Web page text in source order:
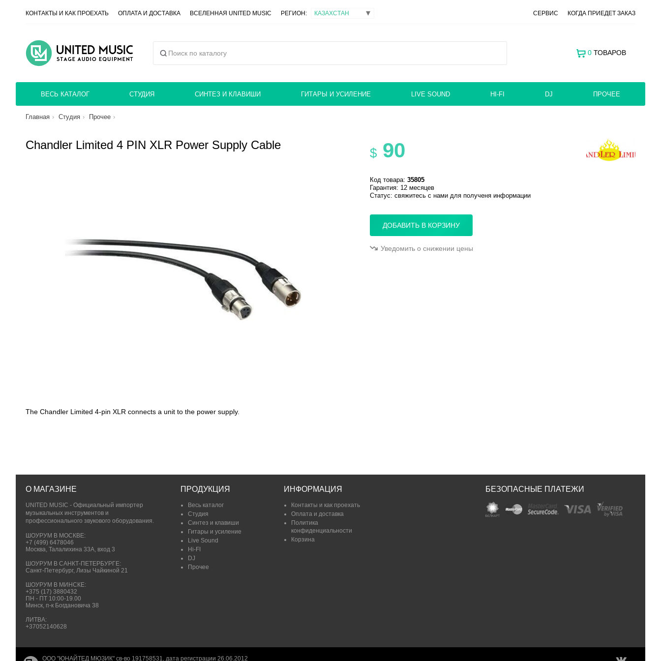
КОНТАКТЫ И КАК ПРОЕХАТЬ ОПЛАТА И ДОСТАВКА ВСЕЛЕННАЯ UNITED MUSIC РЕГИОН: СЕРВИС КОГДА ПРИЕДЕТ ЗАКАЗ
0 ТОВАРОВ
ВЕСЬ КАТАЛОГ СТУДИЯ СИНТЕЗ И КЛАВИШИ ГИТАРЫ И УСИЛЕНИЕ LIVE SOUND HI-FI DJ ПРОЧЕЕ
Главная Студия Прочее
Chandler Limited 4 PIN XLR Power Supply Cable
$ 90
Код товара: 35805
Гарантия: 12 месяцев
Статус: свяжитесь с нами для полученя информации
ДОБАВИТЬ В КОРЗИНУ
Уведомить о снижении цены
The Chandler Limited 4-pin XLR connects a unit to the power supply.
О МАГАЗИНЕ
UNITED MUSIC - Официальный импортер
музыкальных инструментов и
профессионального звукового оборудования.
ШОУРУМ В МОСКВЕ:
+7 (499) 6478046
Москва, Талалихина 33А, вход 3
ШОУРУМ В САНКТ-ПЕТЕРБУРГЕ:
Санкт-Петербург, Лизы Чайкиной 21
ШОУРУМ В МИНСКЕ:
+375 (17) 3880432
ПН - ПТ 10:00-19.00
Минск, п-к Богдановича 38
ЛИТВА:
+37052140628
ПРОДУКЦИЯ
Весь каталог
Студия
Синтез и клавиши
Гитары и усиление
Live Sound
Hi-FI
DJ
Прочее
ИНФОРМАЦИЯ
Контакты и как проехать
Оплата и доставка
Политика
конфиденциальности
Корзина
БЕЗОПАСНЫЕ ПЛАТЕЖИ
ООО "ЮНАЙТЕД МЮЗИК" св-во 191758531, дата регистрации 26.06.2012